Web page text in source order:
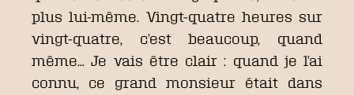
plus lui-même. Vingt-quatre heures sur
vingt-quatre, c’est beaucoup, quand
même… Je vais être clair : quand je l’ai
connu, ce grand monsieur était dans